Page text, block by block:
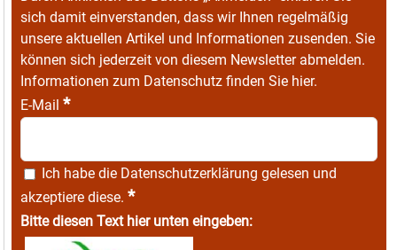
sich damit einverstanden, dass wir Ihnen regelmäßig
unsere aktuellen Artikel und Informationen zusenden. Sie
können sich jederzeit von diesem Newsletter abmelden.
Informationen zum Datenschutz finden Sie hier.
E-Mail *
Ich habe die Datenschutzerklärung gelesen und
akzeptiere diese. *
Bitte diesen Text hier unten eingeben: